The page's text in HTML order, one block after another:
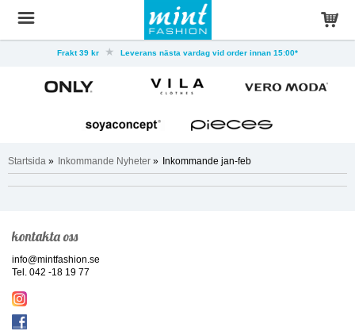
Frakt 39 kr Leverans nästa vardag vid order innan 15:00*
Startsida » Inkommande Nyheter » Inkommande jan-feb
kontakta oss
info@mintfashion.se
Tel. 042 -18 19 77